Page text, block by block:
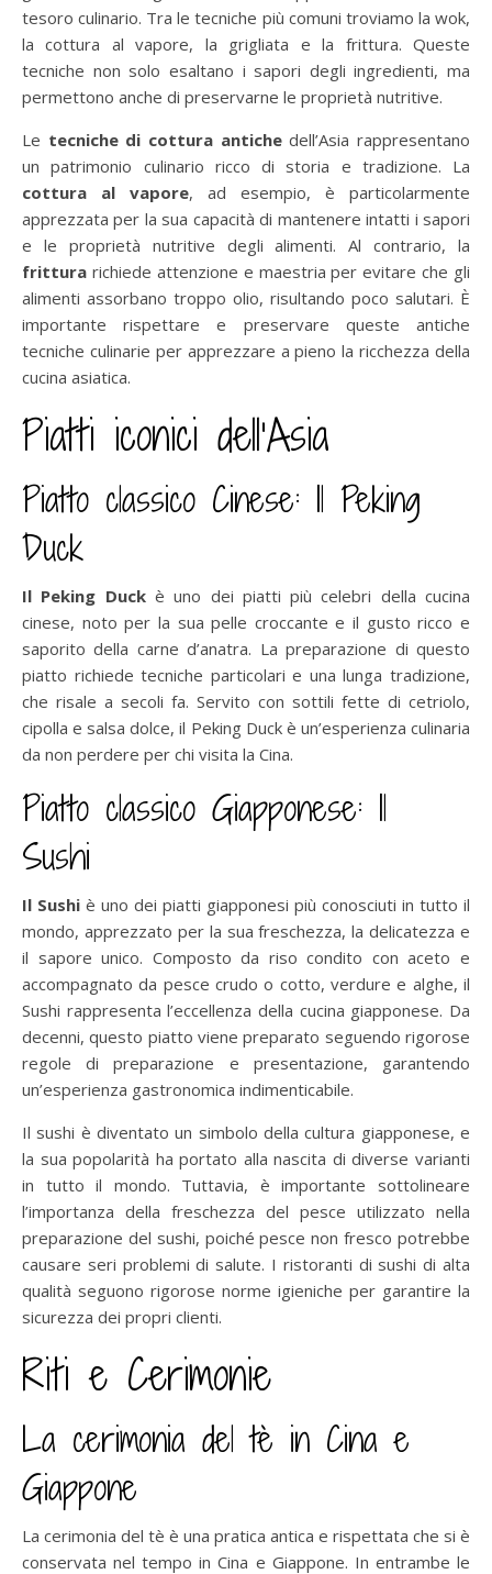
tesoro culinario. Tra le tecniche più comuni troviamo la wok,
la cottura al vapore, la grigliata e la frittura. Queste
tecniche non solo esaltano i sapori degli ingredienti, ma
permettono anche di preservarne le proprietà nutritive.
Le tecniche di cottura antichedell’Asia rappresentano
un patrimonio culinario ricco di storia e tradizione. La
cottura al vapore, ad esempio, è particolarmente
apprezzata per la sua capacità di mantenere intatti i sapori
e le proprietà nutritive degli alimenti. Al contrario, la
frittura richiede attenzione e maestria per evitare che gli
alimenti assorbano troppo olio, risultando poco salutari. È
importante rispettare e preservare queste antiche
tecniche culinarie per apprezzare a pieno la ricchezza della
cucina asiatica.
Piatti iconici dell’Asia
Piatto classico Cinese: Il Peking
Duck
Il Peking Duckè uno dei piatti più celebri della cucina
cinese, noto per la sua pelle croccante e il gusto ricco e
saporito della carne d’anatra. La preparazione di questo
piatto richiede tecniche particolari e una lunga tradizione,
che risale a secoli fa. Servito con sottili fette di cetriolo,
cipolla e salsa dolce, il Peking Duck è un’esperienza culinaria
da non perdere per chi visita la Cina.
Piatto classico Giapponese: Il
Sushi
Il Sushi è uno dei piatti giapponesi più conosciuti in tutto il
mondo, apprezzato per la sua freschezza, la delicatezza e
il sapore unico. Composto da riso condito con aceto e
accompagnato da pesce crudo o cotto, verdure e alghe, il
Sushi rappresenta l’eccellenza della cucina giapponese. Da
decenni, questo piatto viene preparato seguendo rigorose
regole di preparazione e presentazione, garantendo
un’esperienza gastronomica indimenticabile.
Il sushi è diventato un simbolo della cultura giapponese, e
la sua popolarità ha portato alla nascita di diverse varianti
in tutto il mondo. Tuttavia, è importante sottolineare
l’importanza della freschezza del pesce utilizzato nella
preparazione del sushi, poiché pesce non fresco potrebbe
causare seri problemi di salute. I ristoranti di sushi di alta
qualità seguono rigorose norme igieniche per garantire la
sicurezza dei propri clienti.
Riti e Cerimonie
La cerimonia del tè in Cina e
Giappone
La cerimonia del tè è una pratica antica e rispettata che si è
conservata nel tempo in Cina e Giappone. In entrambe le